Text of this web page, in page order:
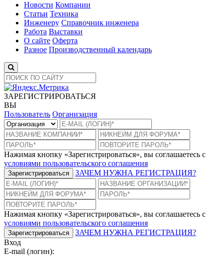
Новости Компании
Статьи Техника
Инженеру Справочник инженера
Работа Выставки
О сайте Оферта
Разное Производственный календарь
ЗАРЕГИСТРИРОВАТЬСЯ
ВЫ
Пользователь Организация
Нажимая кнопку «Зарегистрироваться», вы соглашаетесь с
условиями пользовательского соглашения
Зарегистрироваться ЗАЧЕМ НУЖНА РЕГИСТРАЦИЯ?
Нажимая кнопку «Зарегистрироваться», вы соглашаетесь с
условиями пользовательского соглашения
Зарегистрироваться
ЗАЧЕМ НУЖНА РЕГИСТРАЦИЯ?
Вход
E-mail (логин):